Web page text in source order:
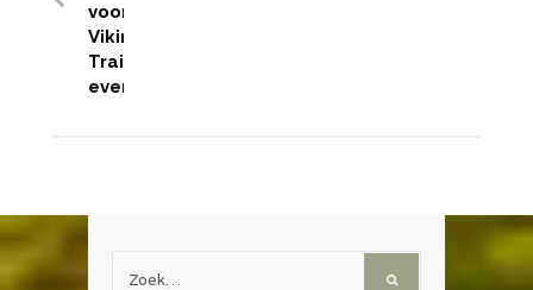
voorwaarden
Viking
Trailrun
evenementen